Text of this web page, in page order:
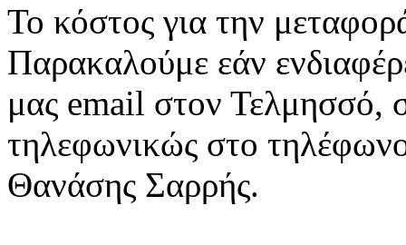
Το κόστος για την
Παρακαλούμε εάν
μας email στον Τελμησσό,
τηλεφωνικώς στο
Θανάσης Σαρρής.